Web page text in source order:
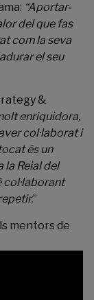
“Aportar-
del que fas
com la seva
el seu
&
enriquidora,
col·laborat i
és un
la Reial del
”
mentors de